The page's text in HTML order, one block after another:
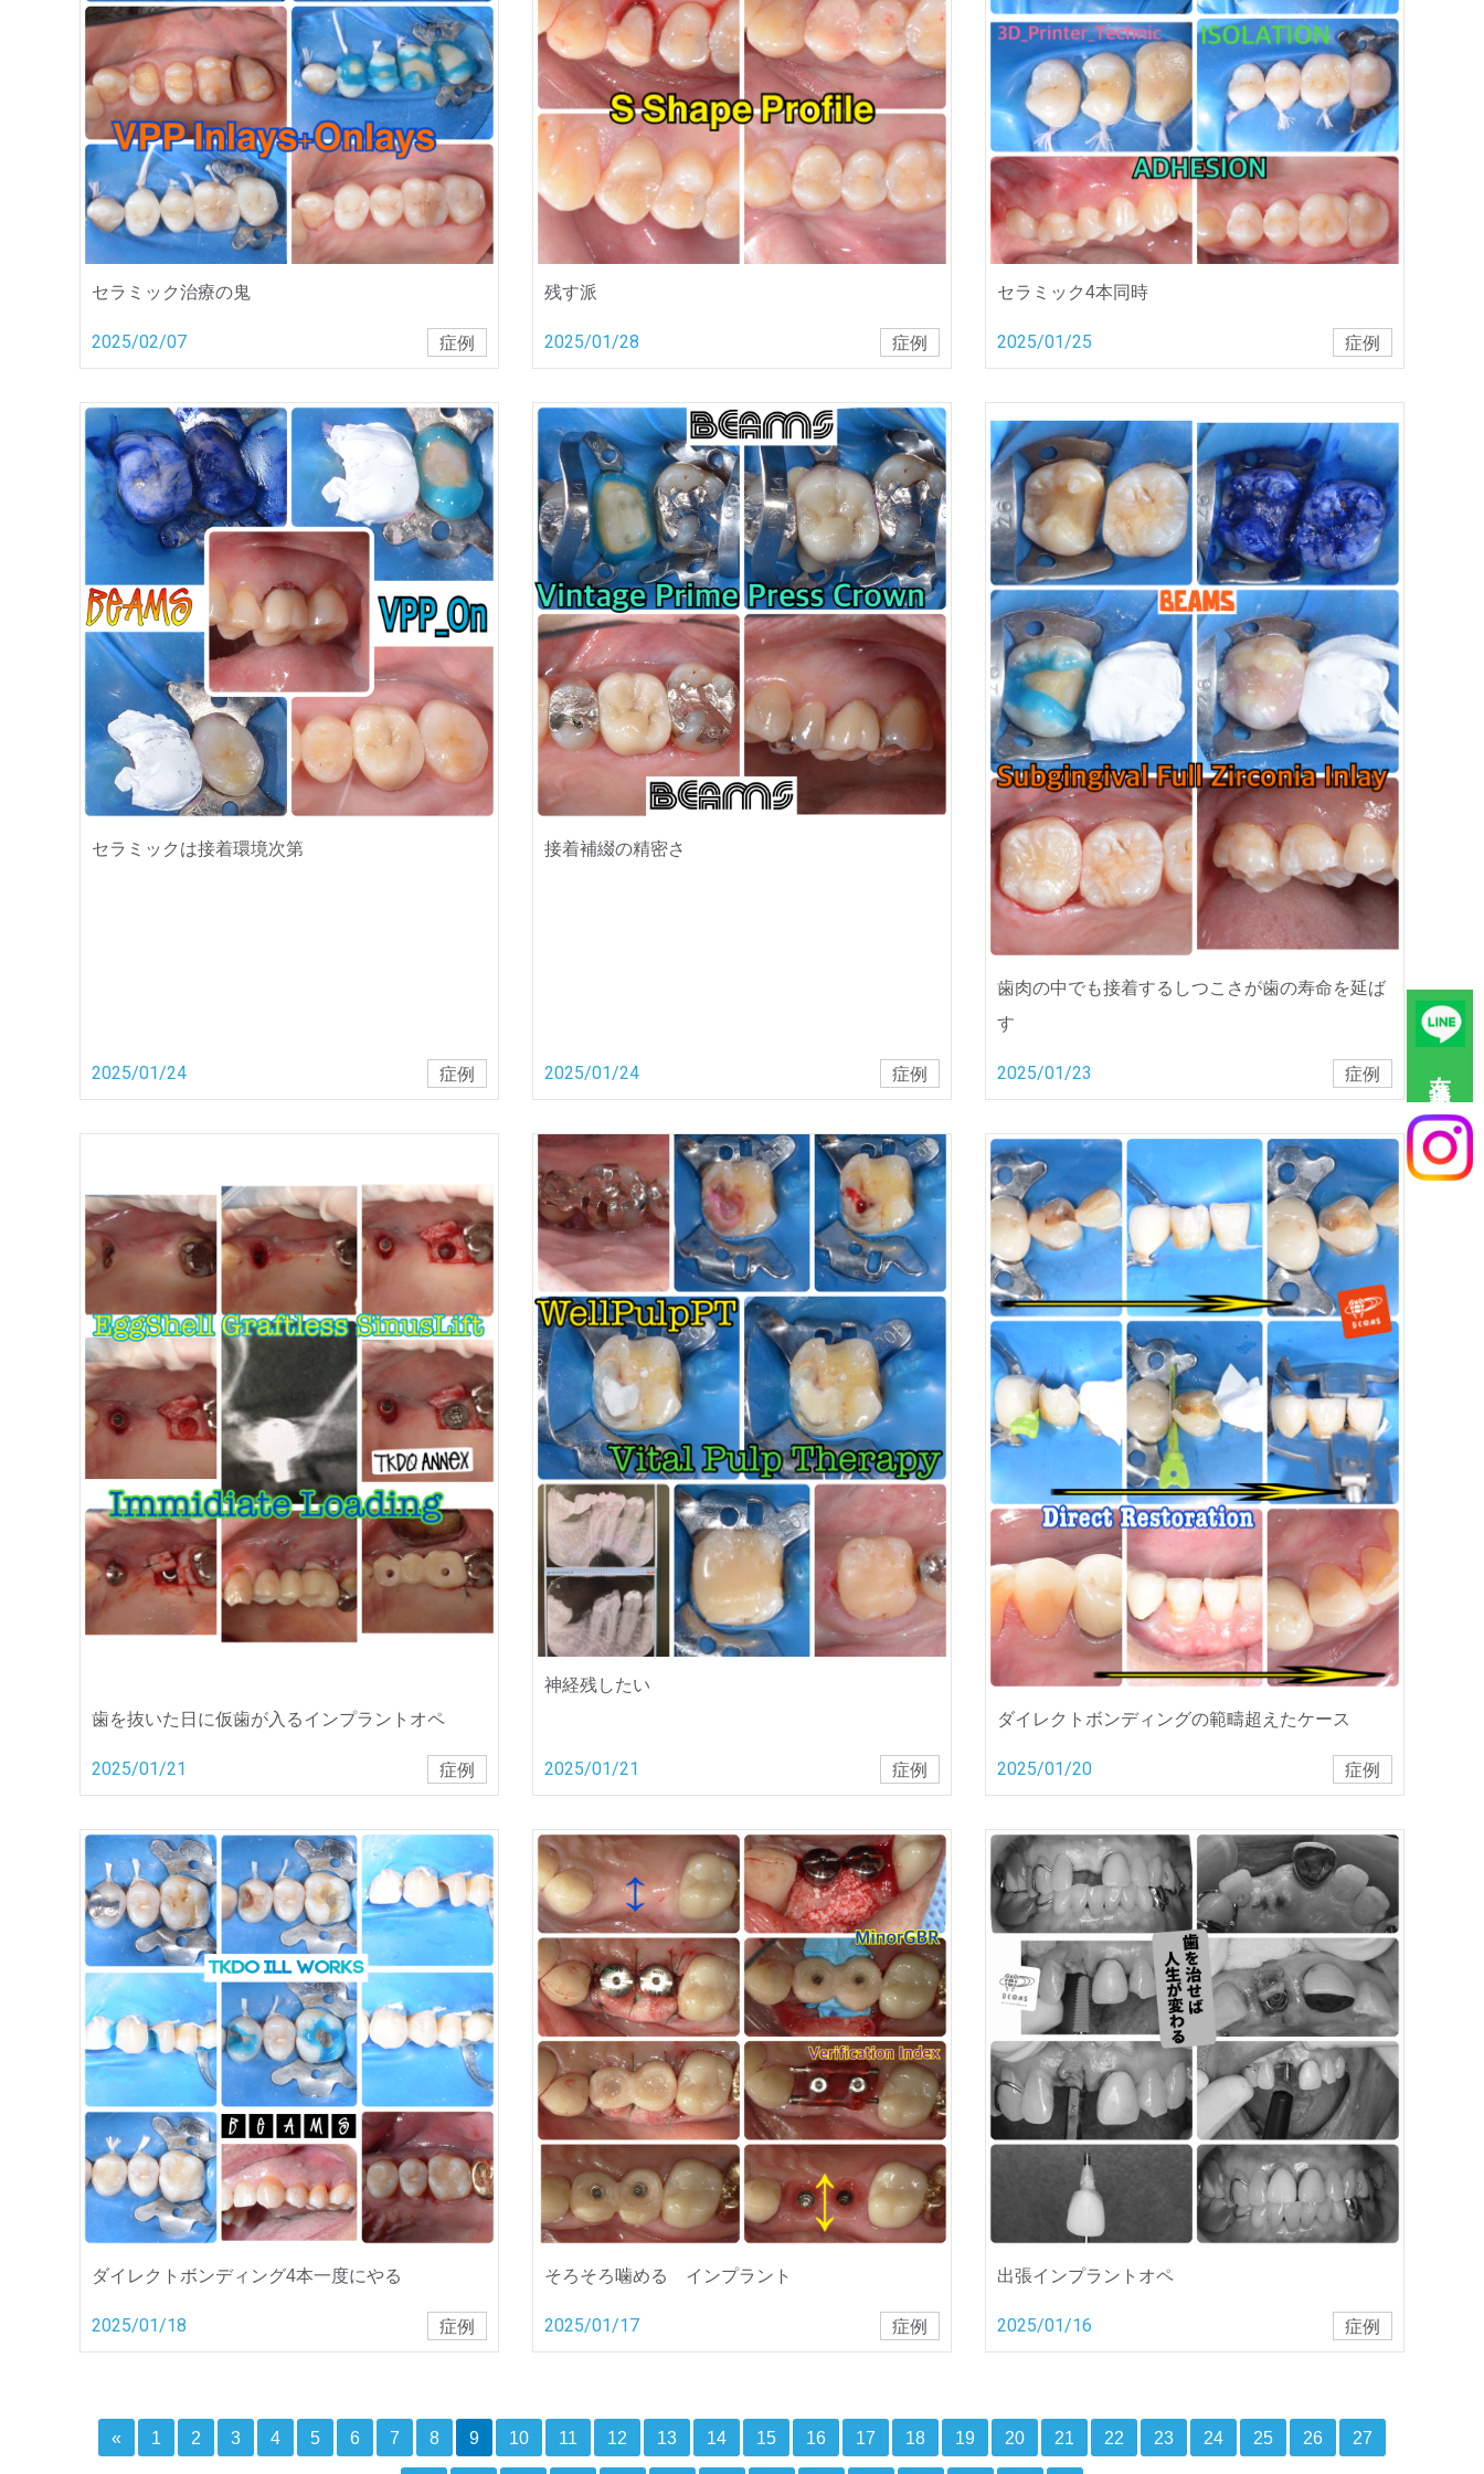
セラミック治療の鬼
2025/02/07 症例
残す派
2025/01/28 症例
セラミック4本同時
2025/01/25 症例
セラミックは接着環境次第
2025/01/24 症例
接着補綴の精密さ
2025/01/24 症例
歯肉の中でも接着するしつこさが歯の寿命を延ば
す
2025/01/23 症例
歯を抜いた日に仮歯が入るインプラントオペ
2025/01/21 症例
神経残したい
2025/01/21 症例
ダイレクトボンディングの範疇超えたケース
2025/01/20 症例
ダイレクトボンディング4本一度にやる
2025/01/18 症例
そろそろ噛める インプラント
2025/01/17 症例
出張インプラントオペ
2025/01/16 症例
« 1 2 3 4 5 6 7 8 9 10 11 12 13 14 15 16 17 18 19 20 21 22 23 24 25 26 27